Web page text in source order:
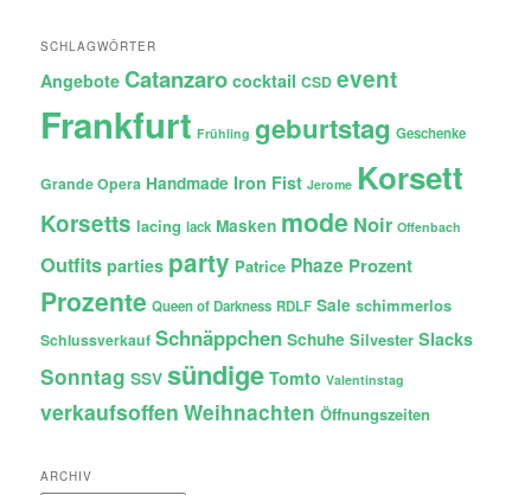
SCHLAGWÖRTER
Angebote Catanzaro cocktail CSD event
Frankfurt Frühling geburtstag Geschenke
Grande Opera Handmade Iron Fist Jerome Korsett
Korsetts lacing lack Masken mode Noir Offenbach
Outfits parties party Patrice Phaze Prozent
Prozente Queen of Darkness RDLF Sale schimmerlos
Schlussverkauf Schnäppchen Schuhe Silvester Slacks
Sonntag SSV sündige Tomto Valentinstag
verkaufsoffen Weihnachten Öffnungszeiten
ARCHIV